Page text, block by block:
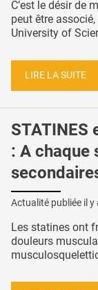
C’est le désir de
peut être
University of
LIRE LA SUITE
STATINES
: A chaque
Actualité publiée il y
Les statines ont
douleurs